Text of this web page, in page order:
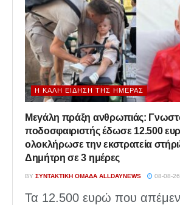
Η ΚΑΛΉ ΕΊΔΗΣΗ ΤΗΣ ΗΜΈΡΑΣ
Μεγάλη πράξη ανθρωπιάς:
ποδοσφαιριστής έδωσε 12.500
ολοκλήρωσε την εκστρατεία
Δημήτρη σε 3 ημέρες
BY ΣΥΝΤΑΚΤΙΚΉ ΟΜΆΔΑ ALLDAYNEWS 08-08-
Τα 12.500 ευρώ που